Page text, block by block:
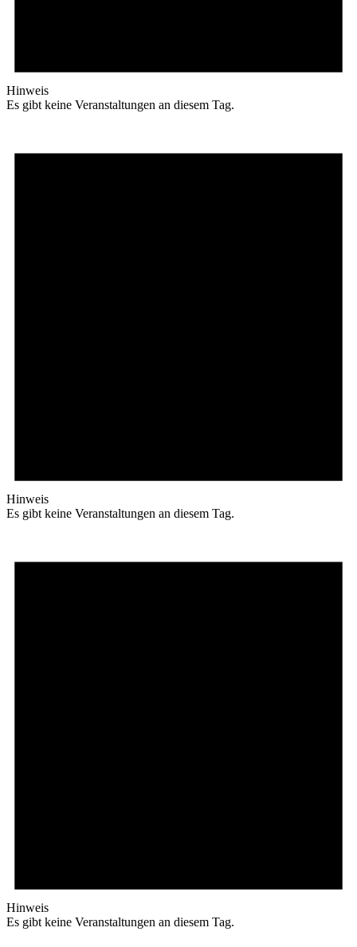
Hinweis
Es gibt keine Veranstaltungen an diesem Tag.
Hinweis
Es gibt keine Veranstaltungen an diesem Tag.
Hinweis
Es gibt keine Veranstaltungen an diesem Tag.